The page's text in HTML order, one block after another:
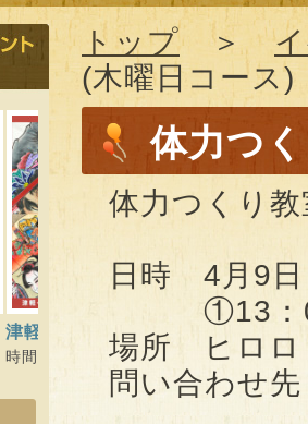
トップ＞
(木曜日コース)
体力つ
体力つくり
日時 4月9日
①13：00
場所 ヒロロ
問い合わせ
ヒロロde学習
時間：09:00～20:30
開催）
時間：